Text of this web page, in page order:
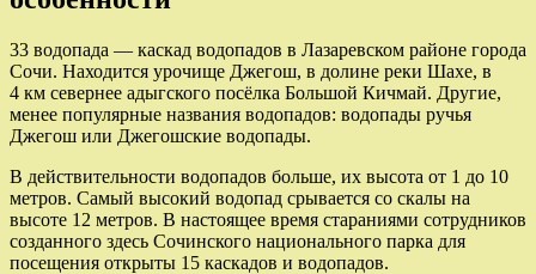
33 водопада — каскад водопадов в Лазаревском районе города
Сочи. Находится урочище Джегош, в долине реки Шахе, в
4 км севернее адыгского посёлка Большой Кичмай. Другие,
менее популярные названия водопадов: водопады ручья
Джегош или Джегошские водопады.
В действительности водопадов больше, их высота от 1 до 10
метров. Самый высокий водопад срывается со скалы на
высоте 12 метров. В настоящее время стараниями сотрудников
созданного здесь Сочинского национального парка для
посещения открыты 15 каскадов и водопадов.